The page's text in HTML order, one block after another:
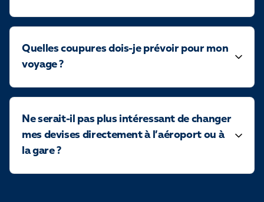
Quelles coupures dois-je prévoir pour mon
voyage ?
Ne serait-il pas plus intéressant de changer
mes devises directement à l’aéroport ou à
la gare ?